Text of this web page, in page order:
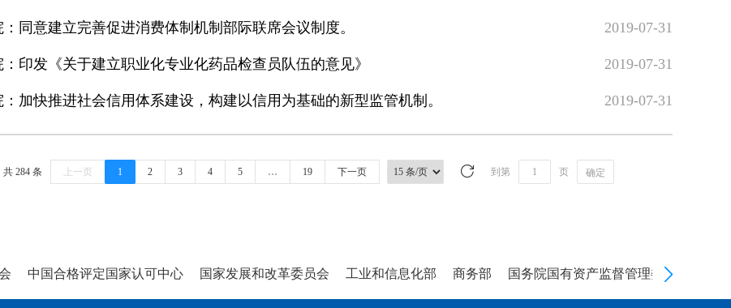
：同意建立完善促进消费体制机制部际联席会议制度。 2019-07-31
：印发《关于建立职业化专业化药品检查员队伍的意见》 2019-07-31
：加快推进社会信用体系建设，构建以信用为基础的新型监管机制。 2019-07-31
共 284 条 上一页 1 2 3 4 5 … 19 下一页 到第 页 确定
中国合格评定国家认可中心 国家发展和改革委员会 工业和信息化部 商务部 国务院国有资产监督管理委员会